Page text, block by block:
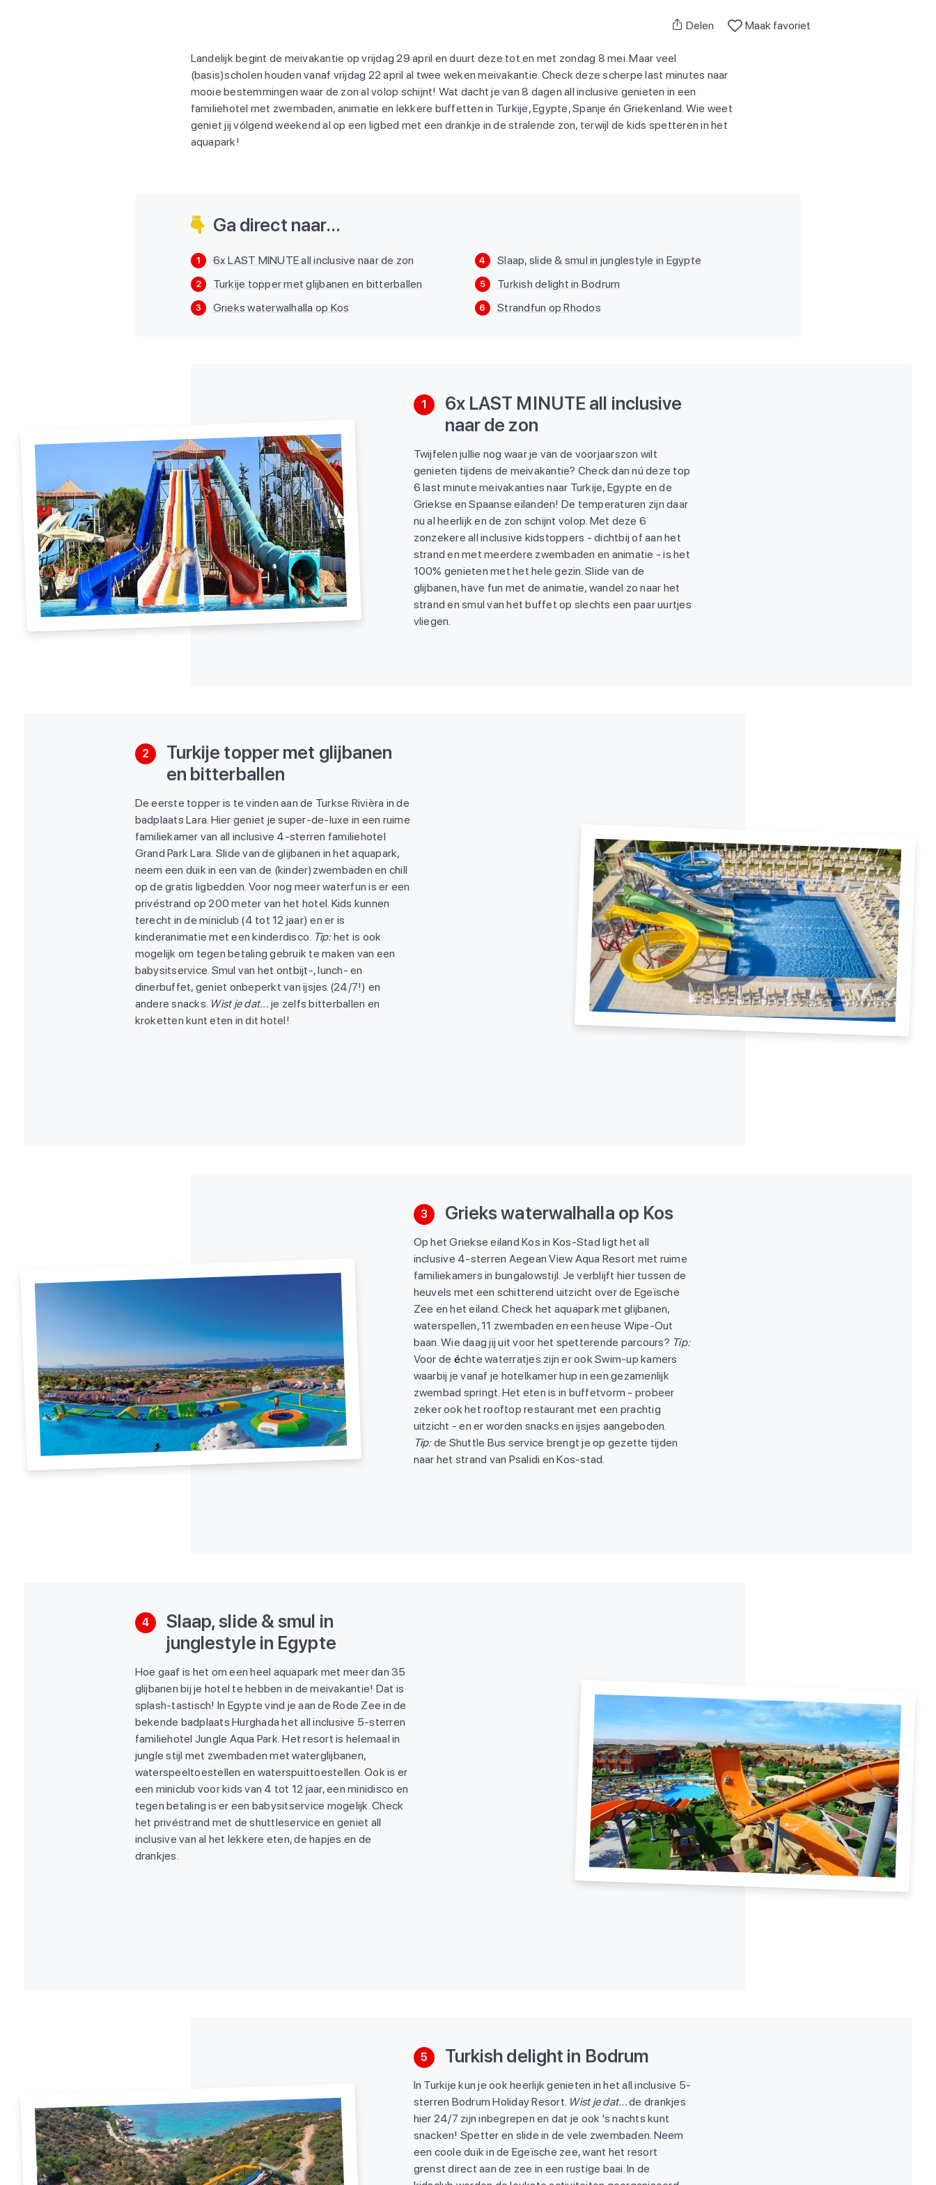
Delen Maak favoriet
Landelijk begint de meivakantie op vrijdag 29 april en duurt deze tot en met zondag 8 mei. Maar veel
(basis)scholen houden vanaf vrijdag 22 april al twee weken meivakantie. Check deze scherpe last minutes naar
mooie bestemmingen waar de zon al volop schijnt! Wat dacht je van 8 dagen all inclusive genieten in een
familiehotel met zwembaden, animatie en lekkere buffetten in Turkije, Egypte, Spanje én Griekenland. Wie weet
geniet jij vólgend weekend al op een ligbed met een drankje in de stralende zon, terwijl de kids spetteren in het
aquapark!
Ga direct naar...
1 6x LAST MINUTE all inclusive naar de zon
2 Turkije topper met glijbanen en bitterballen
3 Grieks waterwalhalla op Kos
4 Slaap, slide & smul in junglestyle in Egypte
5 Turkish delight in Bodrum
6 Strandfun op Rhodos
1
6x LAST MINUTE all inclusive
naar de zon
Twijfelen jullie nog waar je van de voorjaarszon wilt
genieten tijdens de meivakantie? Check dan nú deze top
6 last minute meivakanties naar Turkije, Egypte en de
Griekse en Spaanse eilanden! De temperaturen zijn daar
nu al heerlijk en de zon schijnt volop. Met deze 6
zonzekere all inclusive kidstoppers - dichtbij of aan het
strand en met meerdere zwembaden en animatie - is het
100% genieten met het hele gezin. Slide van de
glijbanen, have fun met de animatie, wandel zo naar het
strand en smul van het buffet op slechts een paar uurtjes
vliegen.
2
Turkije topper met glijbanen
en bitterballen
De eerste topper is te vinden aan de Turkse Rivièra in de
badplaats Lara. Hier geniet je super-de-luxe in een ruime
familiekamer van all inclusive 4-sterren familiehotel
Grand Park Lara. Slide van de glijbanen in het aquapark,
neem een duik in een van de (kinder)zwembaden en chill
op de gratis ligbedden. Voor nog meer waterfun is er een
privéstrand op 200 meter van het hotel. Kids kunnen
terecht in de miniclub (4 tot 12 jaar) en er is
kinderanimatie met een kinderdisco. Tip:het is ook
mogelijk om tegen betaling gebruik te maken van een
babysitservice. Smul van het ontbijt-, lunch- en
dinerbuffet, geniet onbeperkt van ijsjes (24/7!) en
andere snacks. Wist je dat... je zelfs bitterballen en
kroketten kunt eten in dit hotel!
3 Grieks waterwalhalla op Kos
Op het Griekse eiland Kos in Kos-Stad ligt het all
inclusive 4-sterren Aegean View Aqua Resort met ruime
familiekamers in bungalowstijl. Je verblijft hier tussen de
heuvels met een schitterend uitzicht over de Egeïsche
Zee en het eiland. Check het aquapark met glijbanen,
waterspellen, 11 zwembaden en een heuse Wipe-Out
baan. Wie daag jij uit voor het spetterende parcours? Tip:
Voor de échte waterratjes zijn er ook Swim-up kamers
waarbij je vanaf je hotelkamer hup in een gezamenlijk
zwembad springt. Het eten is in buffetvorm - probeer
zeker ook het rooftop restaurant met een prachtig
uitzicht - en er worden snacks en ijsjes aangeboden.
Tip:de Shuttle Bus service brengt je op gezette tijden
naar het strand van Psalidi en Kos-stad.
4
Slaap, slide & smul in
junglestyle in Egypte
Hoe gaaf is het om een heel aquapark met meer dan 35
glijbanen bij je hotel te hebben in de meivakantie! Dat is
splash-tastisch! In Egypte vind je aan de Rode Zee in de
bekende badplaats Hurghada het all inclusive 5-sterren
familiehotel Jungle Aqua Park. Het resort is helemaal in
jungle stijl met zwembaden met waterglijbanen,
waterspeeltoestellen en waterspuittoestellen. Ook is er
een miniclub voor kids van 4 tot 12 jaar, een minidisco en
tegen betaling is er een babysitservice mogelijk. Check
het privéstrand met de shuttleservice en geniet all
inclusive van al het lekkere eten, de hapjes en de
drankjes.
5 Turkish delight in Bodrum
In Turkije kun je ook heerlijk genieten in het all inclusive 5-
sterren Bodrum Holiday Resort. Wist je dat...de drankjes
hier 24/7 zijn inbegrepen en dat je ook 's nachts kunt
snacken! Spetter en slide in de vele zwembaden. Neem
een coole duik in de Egeïsche zee, want het resort
grenst direct aan de zee in een rustige baai. In de